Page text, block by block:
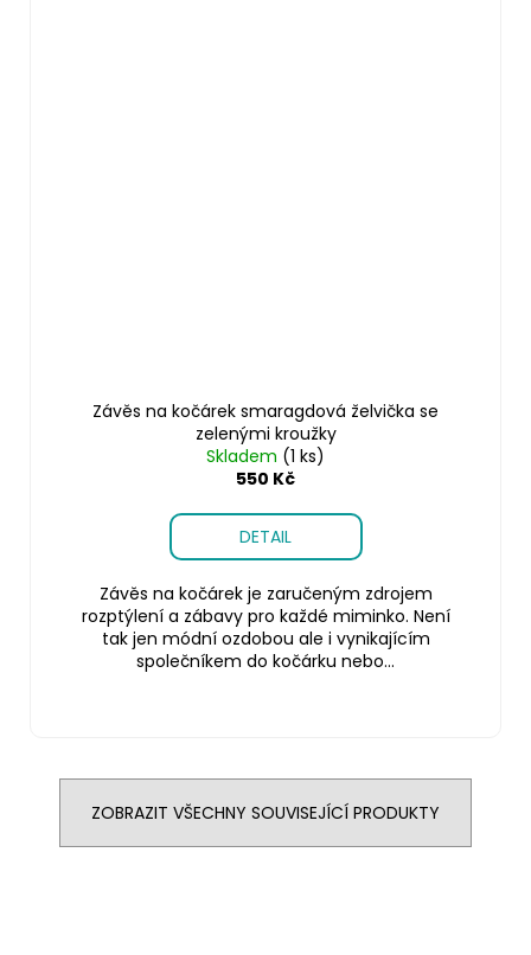
Závěs na kočárek smaragdová želvička se
zelenými kroužky
Skladem (1 ks)
550 Kč
DETAIL
Závěs na kočárek je zaručeným zdrojem
rozptýlení a zábavy pro každé miminko. Není
tak jen módní ozdobou ale i vynikajícím
společníkem do kočárku nebo...
ZOBRAZIT VŠECHNY SOUVISEJÍCÍ PRODUKTY